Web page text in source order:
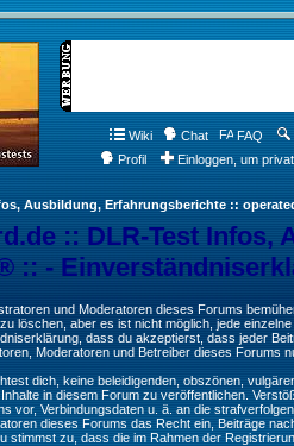
Wiki Chat FAQ
Profil
Einloggen, um
Ausbildung, Erfahrungsberichte ::
:: DLR-Test
:: -
und Moderatoren dieses Forums
löschen, aber es ist nicht möglich, jede
dass du akzeptierst, dass jeder
Moderatoren und Betreiber dieses Forums
dich, keine beleidigenden, obszönen,
in diesem Forum zu veröffentlichen.
vor, Verbindungsdaten u. ä. an die
dieses Forums das Recht ein, Beiträge
stimmst zu, dass die im Rahmen der